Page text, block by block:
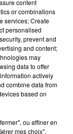
content
or combinations
services; Create
personalised
prevent and
and content;
may
data to offer
actively
combine data from
based on
ou affiner en
mes choix".